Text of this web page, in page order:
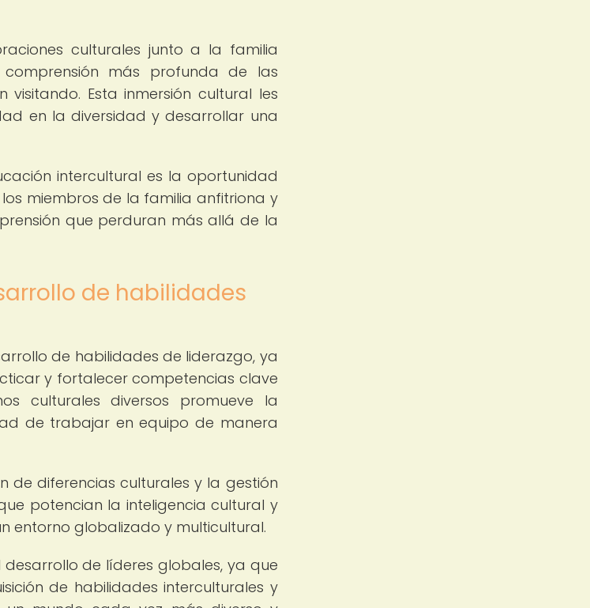
culturales junto a la familia
más profunda de las
Esta inmersión cultural les
en la diversidad y desarrollar una
intercultural es la oportunidad
miembros de la familia anfitriona y
que perduran más allá de la
de habilidades
de habilidades de liderazgo, ya
y fortalecer competencias clave
culturales diversos promueve la
de trabajar en equipo de manera
de diferencias culturales y la gestión
potencian la inteligencia cultural y
entorno globalizado y multicultural.
de líderes globales, ya que
de habilidades interculturales y